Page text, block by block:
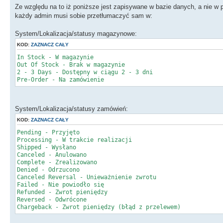
Ze względu na to iż poniższe jest zapisywane w bazie danych, a nie w
każdy admin musi sobie przetłumaczyć sam w:
System/Lokalizacja/statusy magazynowe:
KOD: ZAZNACZ CAŁY
In Stock - W magazynie
Out Of Stock - Brak w magazynie
2 - 3 Days - Dostępny w ciągu 2 - 3 dni
Pre-Order - Na zamówienie
System/Lokalizacja/statusy zamówień:
KOD: ZAZNACZ CAŁY
Pending - Przyjęto
Processing - W trakcie realizacji
Shipped - Wysłano
Canceled - Anulowano
Complete - Zrealizowano
Denied - Odrzucono
Canceled Reversal - Unieważnienie zwrotu
Failed - Nie powiodło się
Refunded - Zwrot pieniędzy
Reversed - Odwrócone
Chargeback - Zwrot pieniędzy (błąd z przelewem)